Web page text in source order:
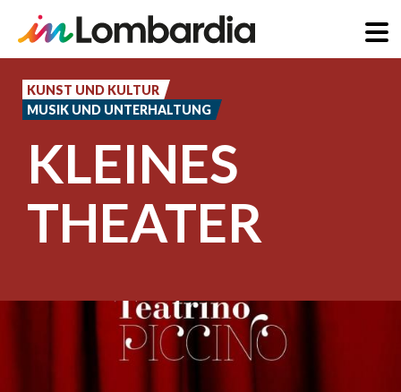
zum
Inhalt
KUNST UND KULTUR
MUSIK UND UNTERHALTUNG
KLEINES
THEATER